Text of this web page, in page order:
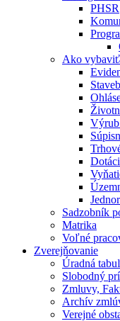
PHSR
Ako
Sadzobník
Matrika
Voľné
Zverejňovanie
Úradná
Slobodný
Zmluvy,
Archív
Verejné